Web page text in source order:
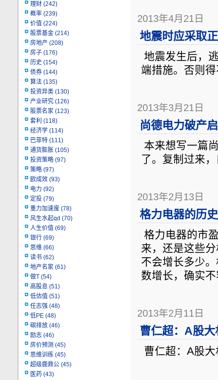
理财 (242)
概率 (239)
价值 (224)
股票基金 (214)
房地产 (208)
房子 (176)
历史 (154)
债券 (144)
算法 (135)
投资异类 (130)
产业研究 (126)
股票名家 (123)
套利 (118)
经济学 (114)
巴菲特 (111)
通货膨胀 (105)
投资策略 (97)
策略 (97)
欧成效 (93)
电力 (92)
定投 (79)
重力加速度 (78)
风生水起qd (70)
人生价值 (69)
银行 (69)
思维 (66)
读书 (62)
地产名家 (61)
做T (54)
高股息 (51)
低估值 (51)
任志强 (48)
低PE (48)
碳排放 (46)
励志 (46)
房价预测 (45)
思维训练 (45)
超级鹿鼎公 (45)
医药 (43)
2013年4月21日
地震时应采取
地震发生后，
端措施。否则
2013年3月21日
尚德电力破产
本来想写一篇
了。复制过来
2013年2月13日
格力电器的历
格力电器的市
来，还是这些
不会增长多少
数增长，确实
2013年2月11日
曹仁超：A股
曹仁超：A股